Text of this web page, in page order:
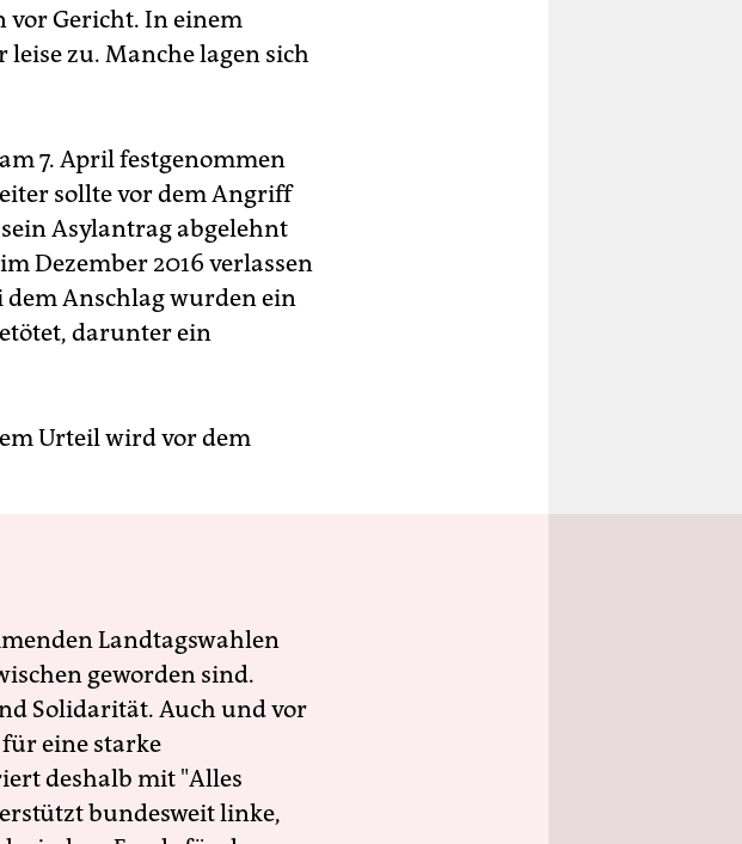
vor Gericht. In einem
zu. Manche lagen sich
7. April festgenommen
sollte vor dem Angriff
Asylantrag abgelehnt
Dezember 2016 verlassen
dem Anschlag wurden ein
darunter ein
Urteil wird vor dem
Landtagswahlen
geworden sind.
Solidarität. Auch und vor
eine starke
deshalb mit "Alles
bundesweit linke,